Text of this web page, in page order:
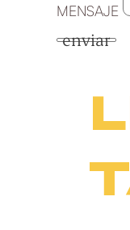
MENSAJE
enviar